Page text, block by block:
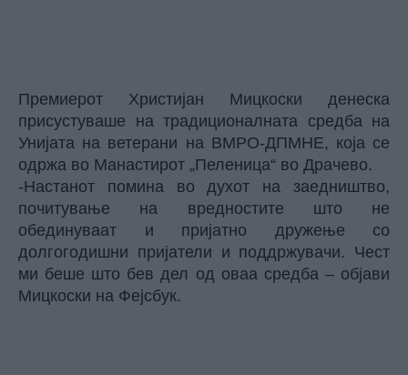
Премиерот Христијан Мицкоски денеска
присустуваше на традиционалната средба на
Унијата на ветерани на ВМРО-ДПМНЕ, која се
одржа во Манастирот „Пеленица“ во Драчево.
-Настанот помина во духот на заедништво,
почитување на вредностите што не
обединуваат и пријатно дружење со
долгогодишни пријатели и поддржувачи. Чест
ми беше што бев дел од оваа средба – објави
Мицкоски на Фејсбук.